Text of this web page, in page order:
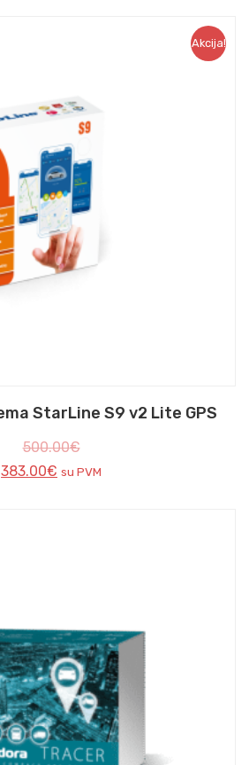
Akcija!
StarLine S9 v2 Lite GPS
500.00€
383.00€ su PVM